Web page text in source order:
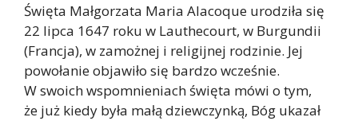
Święta Małgorzata Maria Alacoque urodziła się
22 lipca 1647 roku w Lauthecourt, w Burgundii
(Francja), w zamożnej i religijnej rodzinie. Jej
powołanie objawiło się bardzo wcześnie.
W swoich wspomnieniach święta mówi o tym,
że już kiedy była małą dziewczynką, Bóg ukazał